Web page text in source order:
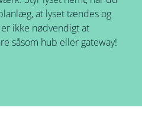
at lyset tændes og
ikke nødvendigt at
såsom hub eller gateway!